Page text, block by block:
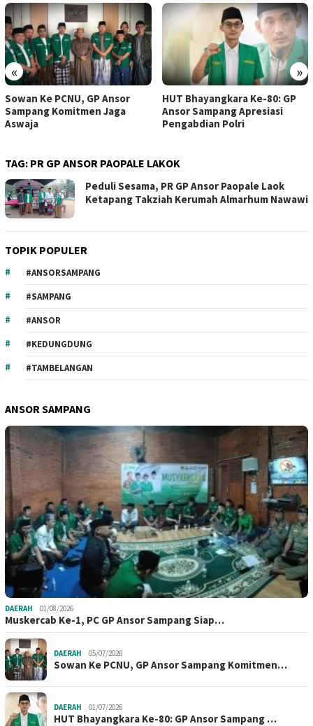
« »
Sowan Ke PCNU, GP Ansor
Sampang Komitmen Jaga
Aswaja
HUT Bhayangkara Ke-80: GP
Ansor Sampang Apresiasi
Pengabdian Polri
TAG: PR GP ANSOR PAOPALE LAKOK
Peduli Sesama, PR GP Ansor Paopale Laok
Ketapang Takziah Kerumah Almarhum Nawawi
TOPIK POPULER
#ANSORSAMPANG
#SAMPANG
#ANSOR
#KEDUNGDUNG
#TAMBELANGAN
ANSOR SAMPANG
DAERAH 01/08/2026
Muskercab Ke-1, PC GP Ansor Sampang Siap…
DAERAH 05/07/2026
Sowan Ke PCNU, GP Ansor Sampang Komitmen…
DAERAH 01/07/2026
HUT Bhayangkara Ke-80: GP Ansor Sampang …